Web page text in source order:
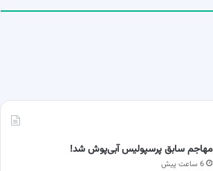
مهاجم سابق پرسپولیس آبی‌پوش شد!
6 ساعت پیش